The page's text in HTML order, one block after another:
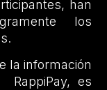
han
los
la información
RappiPay, es